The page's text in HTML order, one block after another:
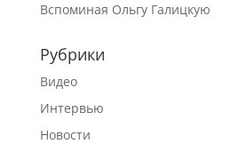
Вспоминая Ольгу Галицкую
Рубрики
Видео
Интервью
Новости